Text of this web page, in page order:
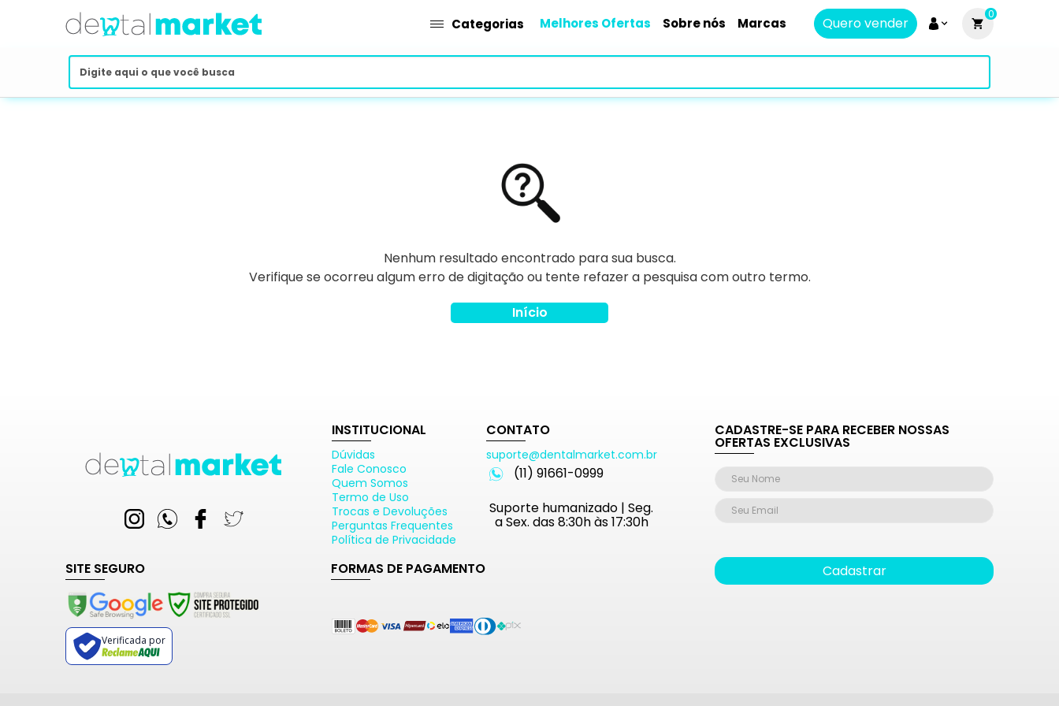
Categorias Melhores Ofertas Sobre nós Marcas Quero vender
0
Nenhum resultado encontrado para sua busca.
Verifique se ocorreu algum erro de digitação ou tente refazer a pesquisa com outro termo.
Início
INSTITUCIONAL
Dúvidas
Fale Conosco
Quem Somos
Termo de Uso
Trocas e Devoluções
Perguntas Frequentes
Política de Privacidade
CONTATO
suporte@dentalmarket.com.br
(11) 91661-0999
Suporte humanizado | Seg.
a Sex. das 8:30h às 17:30h
SITE SEGURO
Verificada por
FORMAS DE PAGAMENTO
CADASTRE-SE PARA RECEBER NOSSAS
OFERTAS EXCLUSIVAS
Cadastrar